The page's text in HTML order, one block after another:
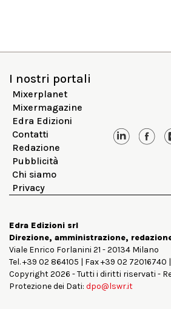
I nostri portali
Mixerplanet
Mixermagazine
Edra Edizioni
Contatti
Redazione
Pubblicità
Chi siamo
Privacy
Edra Edizioni srl
Direzione, amministrazione,
Viale Enrico Forlanini 21 - 20134 Milano
Tel. +39 02 864105 | Fax +39 02 72016740
Copyright 2026 - Tutti i diritti riservati -
Protezione dei Dati: dpo@lswr.it